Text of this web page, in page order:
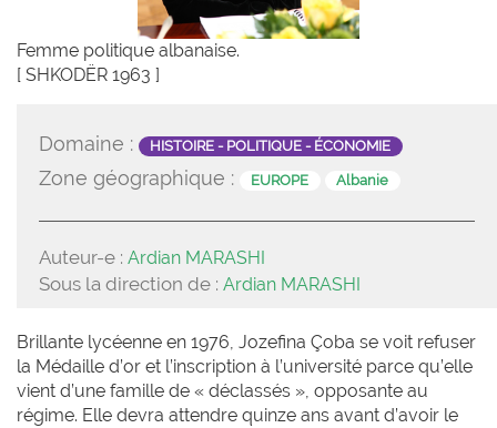
Femme politique albanaise.
[ SHKODËR 1963 ]
Domaine : HISTOIRE - POLITIQUE - ÉCONOMIE
Zone géographique : EUROPE Albanie
Auteur-e : Ardian MARASHI
Sous la direction de : Ardian MARASHI
Brillante lycéenne en 1976, Jozefina Çoba se voit refuser
la Médaille d’or et l’inscription à l’université parce qu’elle
vient d’une famille de « déclassés », opposante au
régime. Elle devra attendre quinze ans avant d’avoir le